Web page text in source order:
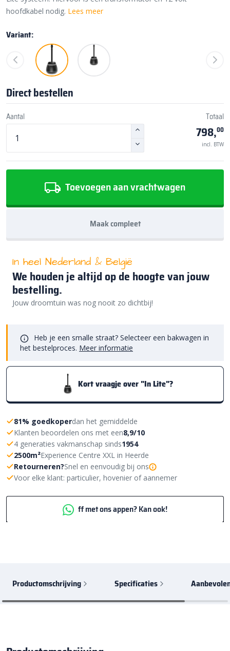
hoofdkabel nodig. Lees meer
Variant:
Direct bestellen
Aantal Totaal
798,00
incl. BTW
Toevoegen aan vrachtwagen
Maak compleet
In heel Nederland & België
We houden je altijd op de hoogte van jouw
bestelling.
Jouw droomtuin was nog nooit zo dichtbij!
Heb je een smalle straat? Selecteer een bakwagen in
het bestelproces. Meer informatie
Kort vraagje over "In Lite"?
81% goedkoperdan het gemiddelde
Klanten beoordelen ons met een8,9/10
4 generaties vakmanschap sinds1954
2500m²Experience Centre XXL in Heerde
Retourneren?Snel en eenvoudig bij ons
Voor elke klant: particulier, hovenier of aannemer
ff met ons appen? Kan ook!
Productomschrijving Specificaties